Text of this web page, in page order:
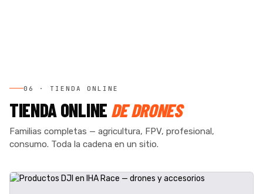
06 · TIENDA ONLINE
TIENDA ONLINE DE DRONES
Familias completas — agricultura, FPV, profesional,
consumo. Toda la cadena en un sitio.